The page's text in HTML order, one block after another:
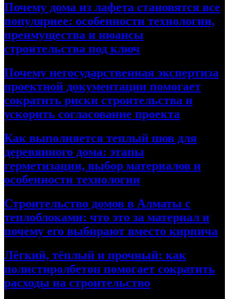
Почему дома из лафета становятся все
популярнее: особенности технологии,
преимущества и нюансы
строительства под ключ
Почему негосударственная экспертиза
проектной документации помогает
сократить риски строительства и
ускорить согласование проекта
Как выполняется теплый шов для
деревянного дома: этапы
герметизации, выбор материалов и
особенности технологии
Строительство домов в Алматы с
теплоблоками: что это за материал и
почему его выбирают вместо кирпича
Лёгкий, тёплый и прочный: как
полистиролбетон помогает сократить
расходы на строительство